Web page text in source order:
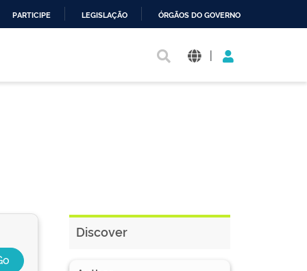
PARTICIPE LEGISLAÇÃO ÓRGÃOS DO GOVERNO
|
Discover